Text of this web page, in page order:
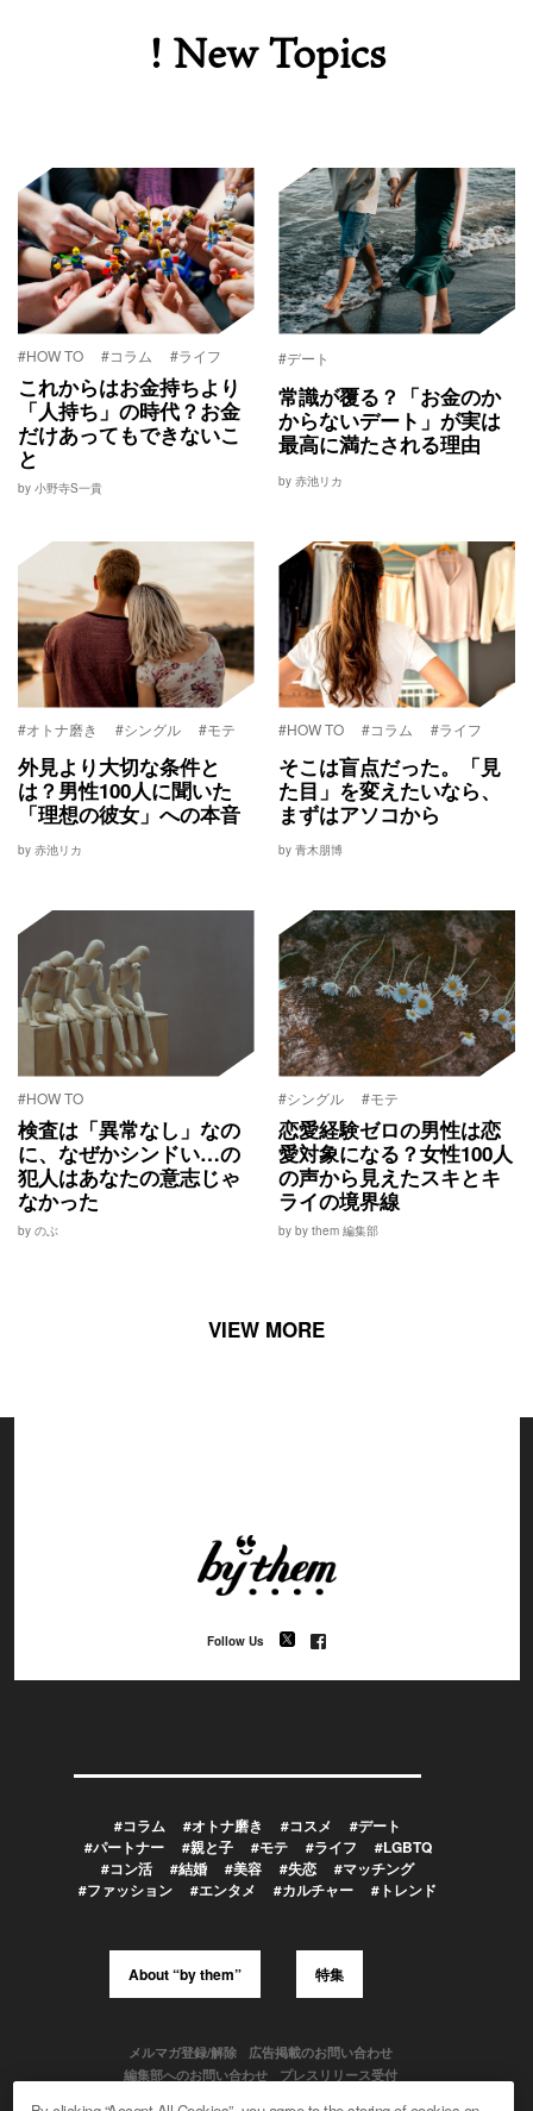
! New Topics
#HOW TO #コラム #ライフ
これからはお金持ちより
「人持ち」の時代？お金
だけあってもできないこ
と
by 小野寺S一貴
#デート
常識が覆る？「お金のか
からないデート」が実は
最高に満たされる理由
by 赤池リカ
#オトナ磨き #シングル #モテ
外見より大切な条件と
は？男性100人に聞いた
「理想の彼女」への本音
by 赤池リカ
#HOW TO #コラム #ライフ
そこは盲点だった。「見
た目」を変えたいなら、
まずはアソコから
by 青木朋博
#HOW TO
検査は「異常なし」なの
に、なぜかシンドい…の
犯人はあなたの意志じゃ
なかった
by のぶ
#シングル #モテ
恋愛経験ゼロの男性は恋
愛対象になる？女性100人
の声から見えたスキとキ
ライの境界線
by by them 編集部
VIEW MORE
Follow Us
#コラム #オトナ磨き #コスメ
#デート
#パートナー
#親と子 #モテ #ライフ
#LGBTQ
#コン活
#結婚 #美容 #失恋
#マッチング
#ファッション
#エンタメ #カルチャー #トレンド
About “by them” 特集
メルマガ登録/解除
広告掲載のお問い合わせ
編集部へのお問い合わせ
プレスリリース受付